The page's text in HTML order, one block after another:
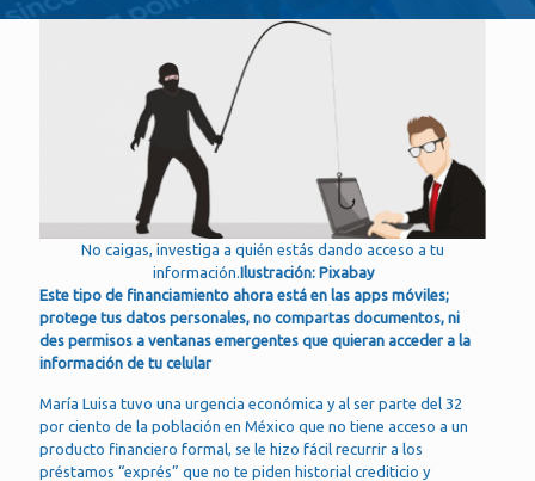
No caigas, investiga a quién estás dando acceso a tu
información.Ilustración: Pixabay
Este tipo de financiamiento ahora está en las apps móviles;
protege tus datos personales, no compartas documentos, ni
des permisos a ventanas emergentes que quieran acceder a la
información de tu celular
María Luisa tuvo una urgencia económica y al ser parte del 32
por ciento de la población en México que no tiene acceso a un
producto financiero formal, se le hizo fácil recurrir a los
préstamos “exprés” que no te piden historial crediticio y